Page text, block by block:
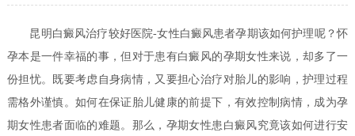
昆明白癜风治疗较好医院-女性白癜风患者孕期该如何护理呢？怀
孕本是一件幸福的事，但对于患有白癜风的孕期女性来说，却多了一
份担忧。既要考虑自身病情，又要担心治疗对胎儿的影响，护理过程
需格外谨慎。如何在保证胎儿健康的前提下，有效控制病情，成为孕
期女性患者面临的难题。那么，孕期女性患白癜风究竟该如何进行安